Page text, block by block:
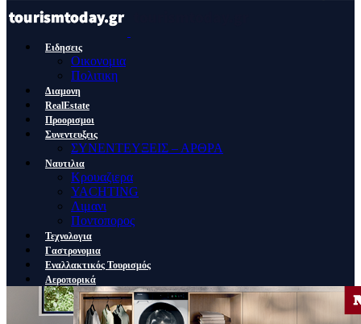
Ειδησεις
Οικονομια
Πολιτικη
Διαμονη
RealEstate
Προορισμοι
Συνεντευξεις
ΣΥΝΕΝΤΕΥΞΕΙΣ – ΑΡΘΡΑ
Ναυτιλια
Κρουαζιερα
YACHTING
Λιμανι
Ποντοπορος
Τεχνολογια
Γαστρονομια
Εναλλακτικός Τουρισμός
Αεροπορικά